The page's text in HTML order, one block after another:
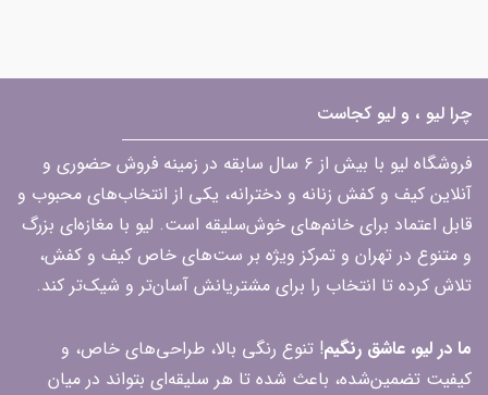
چرا لیو ، و لیو کجاست
فروشگاه لیو با بیش از ۶ سال سابقه در زمینه فروش حضوری و
آنلاین کیف و کفش زنانه و دخترانه، یکی از انتخاب‌های محبوب و
قابل اعتماد برای خانم‌های خوش‌سلیقه است. لیو با مغازه‌ای بزرگ
و متنوع در تهران و تمرکز ویژه بر ست‌های خاص کیف و کفش،
تلاش کرده تا انتخاب را برای مشتریانش آسان‌تر و شیک‌تر کند.
ما در لیو، عاشق رنگیم! تنوع رنگی بالا، طراحی‌های خاص، و
کیفیت تضمین‌شده، باعث شده تا هر سلیقه‌ای بتواند در میان